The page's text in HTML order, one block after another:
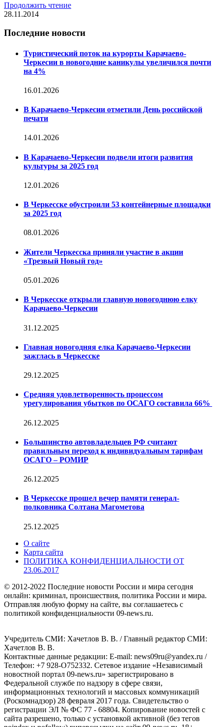
Продолжить чтение
28.11.2014
Последние новости
Туристический поток на курорты Карачаево-
Черкесии в новогодние каникулы увеличился почти
на 4%
16.01.2026
В Карачаево-Черкесии отметили День российской
печати
14.01.2026
В Карачаево-Черкесии подвели итоги развития
культуры за 2025 год
12.01.2026
В Черкесске обустроили 53 контейнерные площадки
за 2025 год
08.01.2026
Жители Черкесска приняли участие в акции
«Трезвый Новый год»
05.01.2026
В Черкесске открыли главную новогоднюю елку
Карачаево-Черкесии
31.12.2025
Главная новогодняя елка Карачаево-Черкесии
зажглась в Черкесске
29.12.2025
Средняя удовлетворенность процессом
урегулирования убытков по ОСАГО составила 66%
26.12.2025
Большинство автовладельцев РФ считают
правильным переход к индивидуальным тарифам
ОСАГО – РОМИР
26.12.2025
В Черкесске прошел вечер памяти генерал-
полковника Солтана Магометова
25.12.2025
О сайте
Карта сайта
ПОЛИТИКА КОНФИДЕНЦИАЛЬНОСТИ ОТ
23.06.2017
© 2012-2022 Последние новости России и мира сегодня
онлайн: криминал, происшествия, политика России и мира.
Отправляя любую форму на сайте, вы соглашаетесь с
политикой конфиденциальности 09-news.ru.
Учредитель СМИ: Хaчeтлoв B. B. / Главный редактор СМИ:
Хaчeтлoв B. B.
Контактные данные редакции: E-mail: news09ru@yandex.ru /
Телефон: +7 928-O752332. Сетевое издание «Независимый
новостной портал 09-news.ru» зарегистрировано в
Федеральной службе по надзору в сфере связи,
информационных технологий и массовых коммуникаций
(Роскомнадзор) 28 февраля 2017 года. Свидетельство о
регистрации ЭЛ № ФС 77 - 68804. Копирование новостей с
сайта разрешено, только с установкой активной (без тегов